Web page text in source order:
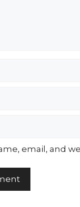
email, and